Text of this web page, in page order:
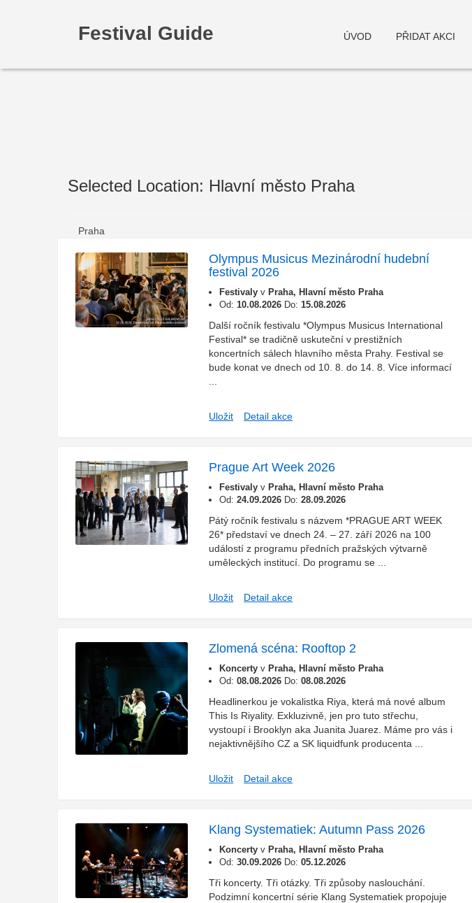
Festival Guide ÚVOD PŘIDAT AKCI
Selected Location: Hlavní město Praha
Praha
Olympus Musicus Mezinárodní hudební
festival 2026
Festivaly v Praha, Hlavní město Praha
Od:10.08.2026 Do:15.08.2026
Další ročník festivalu *Olympus Musicus International
Festival* se tradičně uskuteční v prestižních
koncertních sálech hlavního města Prahy. Festival se
bude konat ve dnech od 10. 8. do 14. 8. Více informací
Uložit Detail akce
Prague Art Week 2026
Festivaly v Praha, Hlavní město Praha
Od:24.09.2026 Do:28.09.2026
Pátý ročník festivalu s názvem *PRAGUE ART WEEK
26* představí ve dnech 24. – 27. září 2026 na 100
událostí z programu předních pražských výtvarně
uměleckých institucí. Do programu se ...
Uložit Detail akce
Zlomená scéna: Rooftop 2
Koncerty v Praha, Hlavní město Praha
Od:08.08.2026 Do:08.08.2026
Headlinerkou je vokalistka Riya, která má nové album
This Is Riyality. Exkluzivně, jen pro tuto střechu,
vystoupí i Brooklyn aka Juanita Juarez. Máme pro vás i
nejaktivnějšího CZ a SK liquidfunk producenta ...
Uložit Detail akce
Klang Systematiek: Autumn Pass 2026
Koncerty v Praha, Hlavní město Praha
Od:30.09.2026 Do:05.12.2026
Tři koncerty. Tři otázky. Tři způsoby naslouchání.
Podzimní koncertní série Klang Systematiek propojuje